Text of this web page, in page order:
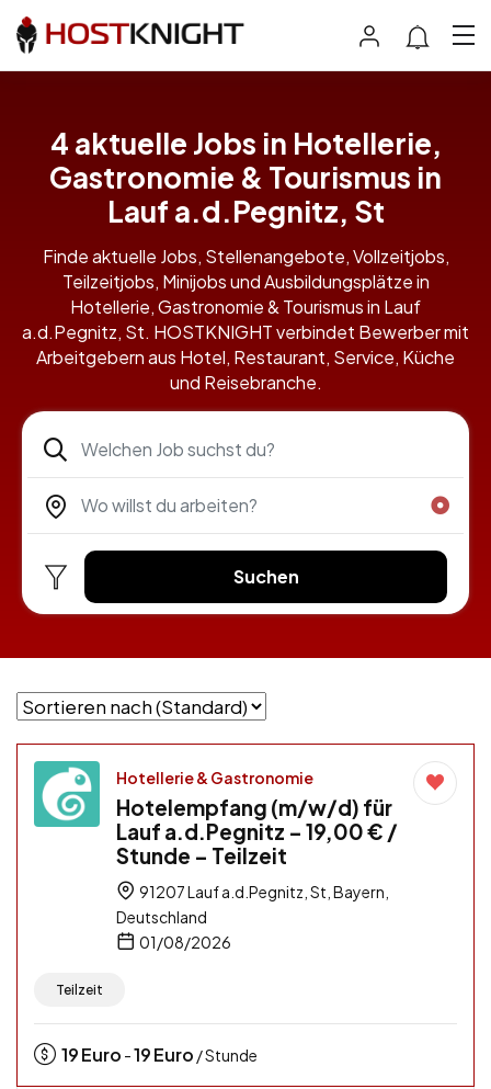
4 aktuelle Jobs in Hotellerie,
Gastronomie & Tourismus in
Lauf a.d.Pegnitz, St
Finde aktuelle Jobs, Stellenangebote, Vollzeitjobs,
Teilzeitjobs, Minijobs und Ausbildungsplätze in
Hotellerie, Gastronomie & Tourismus in Lauf
a.d.Pegnitz, St. HOSTKNIGHT verbindet Bewerber mit
Arbeitgebern aus Hotel, Restaurant, Service, Küche
und Reisebranche.
Suchen
Hotellerie & Gastronomie
Hotelempfang (m/w/d) für
Lauf a.d.Pegnitz – 19,00 € /
Stunde – Teilzeit
91207 Lauf a.d.Pegnitz, St, Bayern,
Deutschland
01/08/2026
Teilzeit
19Euro -19Euro / Stunde